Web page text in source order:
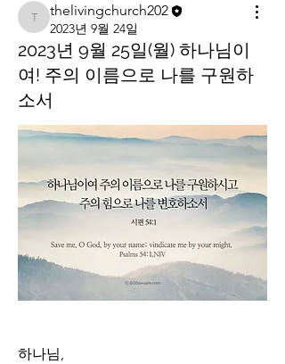
thelivingchurch202
thelivingchurch202
2023년 9월 24일
2023년 9월 25일(월) 하나님이
여! 주의 이름으로 나를 구원하
소서
하나님,